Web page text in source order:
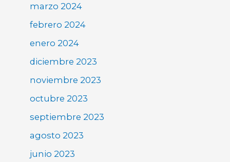
marzo 2024
febrero 2024
enero 2024
diciembre 2023
noviembre 2023
octubre 2023
septiembre 2023
agosto 2023
junio 2023